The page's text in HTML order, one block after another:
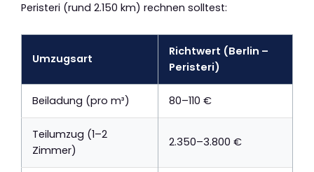
Peristeri (rund 2.150 km) rechnen solltest:
Umzugsart
Richtwert (Berlin –
Peristeri)
Beiladung (pro m³) 80–110 €
Teilumzug (1–2
Zimmer)
2.350–3.800 €